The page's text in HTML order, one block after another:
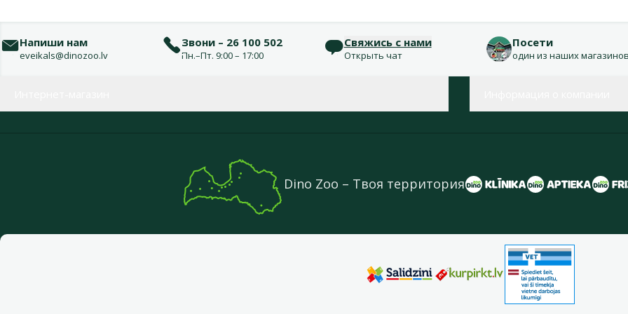
Напиши нам
eveikals@dinozoo.lv
Звони – 26 100 502
Пн.–Пт. 9:00 – 17:00
Свяжись с нами
Открыть чат
Посети
один из наших
Dino Zoo – Твоя территория